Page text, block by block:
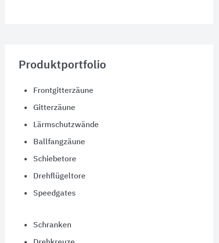
Produktportfolio
Frontgitterzäune
Gitterzäune
Lärmschutzwände
Ballfangzäune
Schiebetore
Drehflügeltore
Speedgates
Schranken